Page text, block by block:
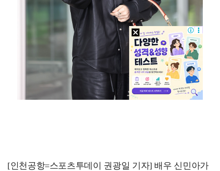
[인천공항=스포츠투데이 권광일 기자] 배우 신민아가